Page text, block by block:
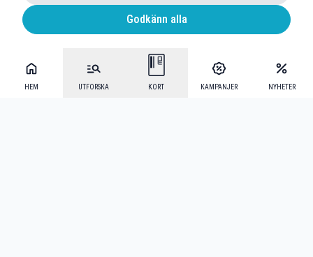
HEM UTFORSKA KORT KAMPANJER NYHETER
Godkänn alla